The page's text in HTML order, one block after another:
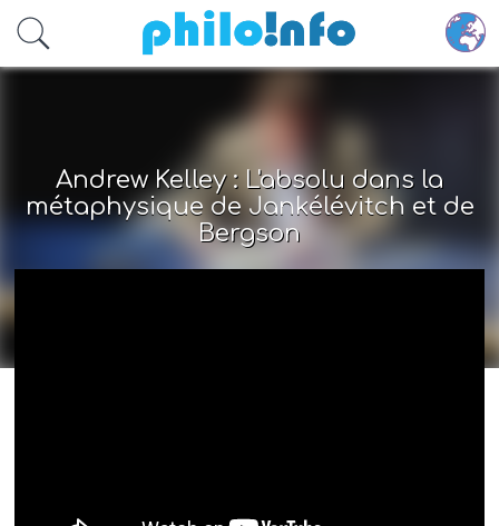
Accéder au contenu principal
Andrew Kelley : L'absolu dans la
métaphysique de Jankélévitch et de
Bergson